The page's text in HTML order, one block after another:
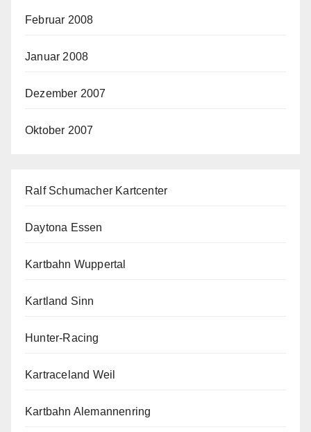
Februar 2008
Januar 2008
Dezember 2007
Oktober 2007
Ralf Schumacher Kartcenter
Daytona Essen
Kartbahn Wuppertal
Kartland Sinn
Hunter-Racing
Kartraceland Weil
Kartbahn Alemannenring